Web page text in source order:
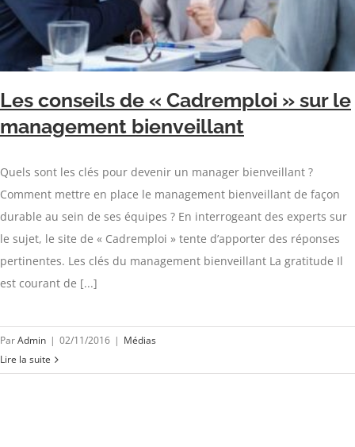
Les conseils de « Cadremploi » sur le
management bienveillant
Quels sont les clés pour devenir un manager bienveillant ?
Comment mettre en place le management bienveillant de façon
durable au sein de ses équipes ? En interrogeant des experts sur
le sujet, le site de « Cadremploi » tente d’apporter des réponses
pertinentes. Les clés du management bienveillant La gratitude Il
est courant de [...]
ParAdmin | 02/11/2016 | Médias
Lire la suite